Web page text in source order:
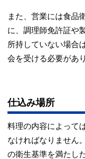
また、営業には食品
に、調理師免許証や
所持していない場合
会を受ける必要があ
仕込み場所
料理の内容によって
なければなりません
の衛生基準を満たし